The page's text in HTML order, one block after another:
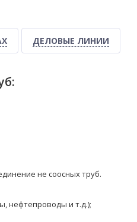
ДЕЛОВЫЕ ЛИНИИ
не соосных труб.
нефтепроводы и т.д.);